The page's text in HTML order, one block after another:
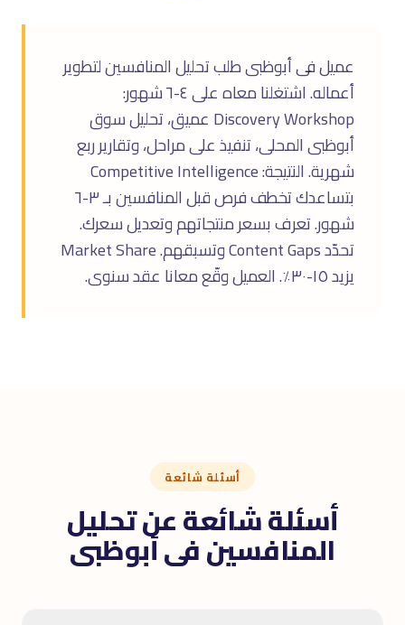
عميل فى أبوظبى طلب تحليل المنافسين لتطوير
أعماله. اشتغلنا معاه على ٤-٦ شهور:
Discovery Workshop عميق، تحليل سوق
أبوظبى المحلى، تنفيذ على مراحل، وتقارير ربع
شهرية. النتيجة: Competitive Intelligence
بتساعدك تخطف فرص قبل المنافسين بـ ٣-٦
شهور. تعرف بسعر منتجاتهم وتعديل سعرك.
تحدّد Content Gaps وتسبقهم. Market Share
يزيد ١٥-٣٠٪. العميل وقّع معانا عقد سنوى.
أسئلة شائعة
أسئلة شائعة عن تحليل
المنافسين فى أبوظبى